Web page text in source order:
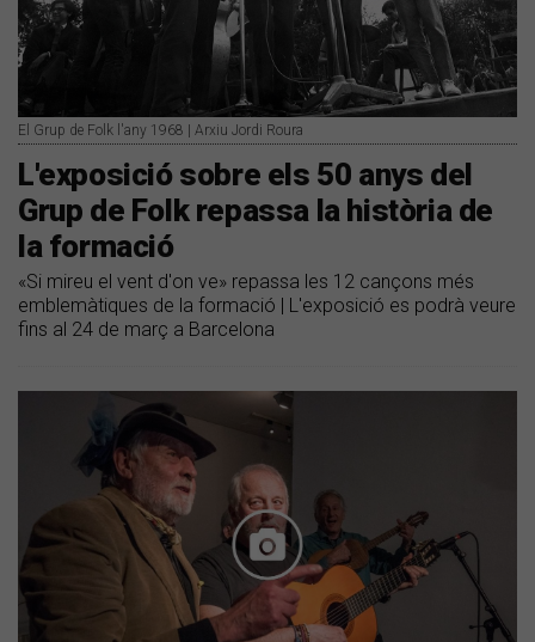
El Grup de Folk l'any 1968 | Arxiu Jordi Roura
L'exposició sobre els 50 anys del
Grup de Folk repassa la història de
la formació
«Si mireu el vent d'on ve» repassa les 12 cançons més
emblemàtiques de la formació | L'exposició es podrà veure
fins al 24 de març a Barcelona